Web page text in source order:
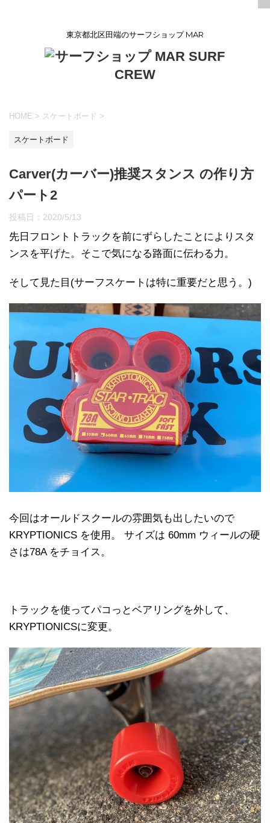
東京都北区田端のサーフショップ MAR
HOME > スケートボード >
スケートボード
Carver(カーバー)推奨スタンス の作り方
パート2
投稿日： 2020/5/13
先日フロントトラックを前にずらしたことによりスタ
ンスを平げた。そこで気になる路面に伝わる力。
そして見た目(サーフスケートは特に重要だと思う。)
今回はオールドスクールの雰囲気も出したいので
KRYPTIONICS を使用。 サイズは 60mm ウィールの硬
さは78A をチョイス。
トラックを使ってパコっとベアリングを外して、
KRYPTIONICSに変更。